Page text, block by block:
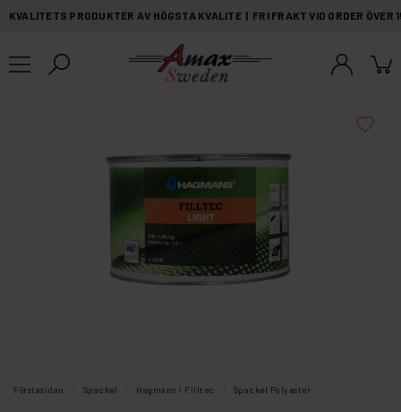
KVALITETS PRODUKTER AV HÖGSTA KVALITE | FRI FRAKT VID ORDER
Förstasidan Spackel Hagmans / Filltec Spackel Polyester